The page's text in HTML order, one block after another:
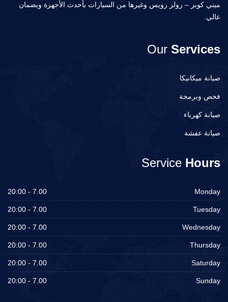
ميني كوبر – رولز رويس وغيرها من السيارات بأحدث الأجهزة وبضمان
عالي.
Our Services
صيانة ميكانيكا
فحص وبرمجة
صيانة كهرباء
صيانة عفشة
Service Hours
Monday
7.00 - 20:00
Tuesday
7.00 - 20:00
Wednesday
7.00 - 20:00
Thursday
7.00 - 20:00
Saturday
7.00 - 20:00
Sunday
7.00 - 20:00